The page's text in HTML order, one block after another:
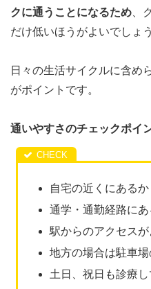
クに通うことになるため 、
だけ低いほうがよいでしょう
日々の生活サイクルに含め
がポイントです。
通いやすさのチェックポイ
自宅の近くにあるか
通学・通勤経路にあ
駅からのアクセス
地方の場合は駐車
土日、祝日も診療